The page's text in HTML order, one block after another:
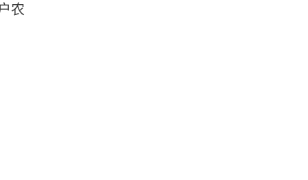
农